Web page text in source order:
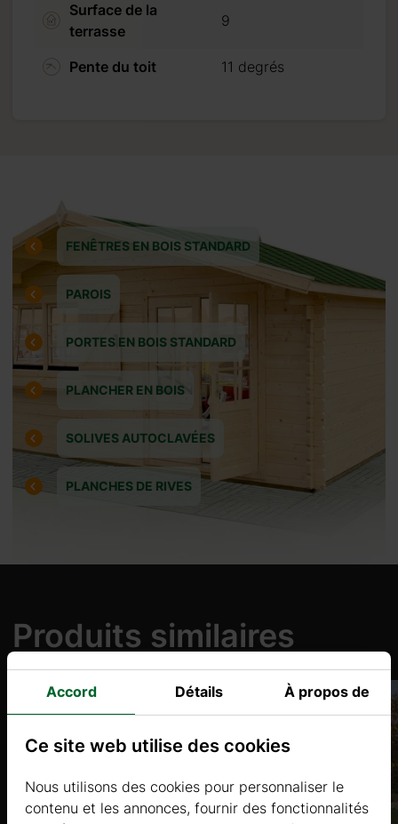
Surface de la
terrasse
9
Pente du toit 11 degrés
FENÊTRES EN BOIS STANDARD
PAROIS
PORTES EN BOIS STANDARD
PLANCHER EN BOIS
SOLIVES AUTOCLAVÉES
PLANCHES DE RIVES
Produits similaires
sur “Procéder
Accord Détails À propos de
Ce site web utilise des cookies
Nous utilisons des cookies pour personnaliser le
contenu et les annonces, fournir des fonctionnalités